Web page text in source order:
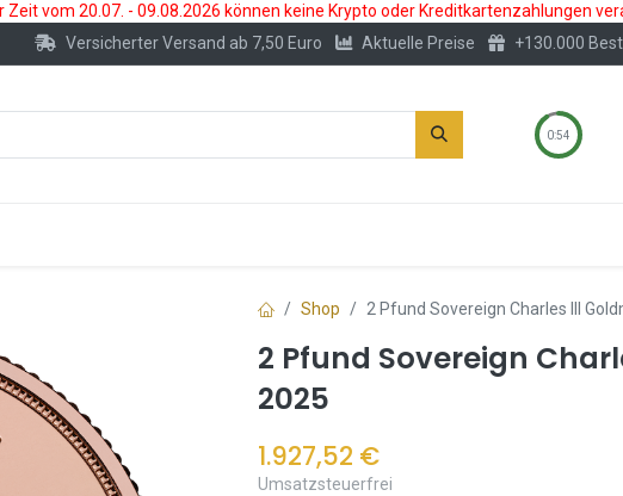
vom 20.07. - 09.08.2026 können keine Krypto oder Kreditkartenzahlungen
Versicherter Versand ab 7,50 Euro Aktuelle Preise +130.000
0:53
Shop 2 Pfund Sovereign Charles III
2 Pfund Sovereign
2025
1.927,52 €
Umsatzsteuerfrei